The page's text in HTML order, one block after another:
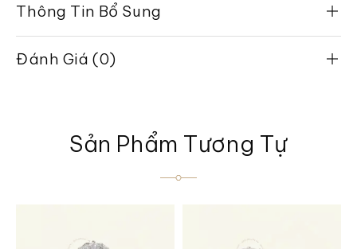
Thông Tin Bổ Sung
Đánh Giá (0)
Sản Phẩm Tương Tự